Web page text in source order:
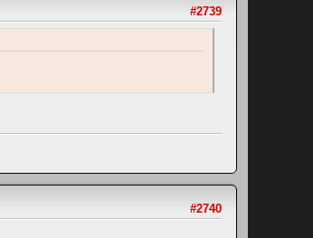
#2739
#2740